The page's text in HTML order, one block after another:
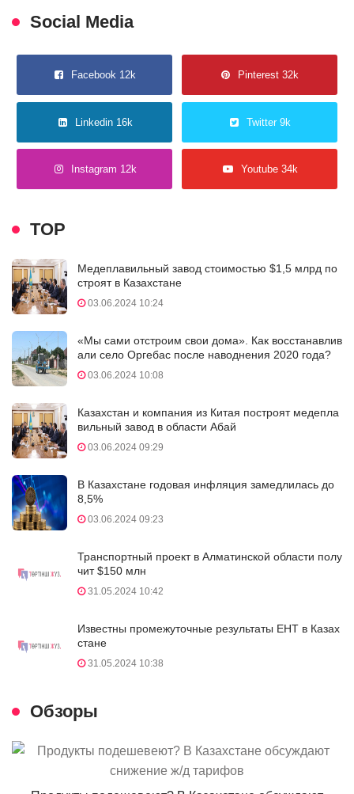
Social Media
Facebook 12k Pinterest 32k
Linkedin 16k Twitter 9k
Instagram 12k Youtube 34k
TOP
Медеплавильный завод стоимостью $1,5 млрд по
строят в Казахстане
03.06.2024 10:24
«Мы сами отстроим свои дома». Как восстанавлив
али село Оргебас после наводнения 2020 года?
03.06.2024 10:08
Казахстан и компания из Китая построят медепла
вильный завод в области Абай
03.06.2024 09:29
В Казахстане годовая инфляция замедлилась до
8,5%
03.06.2024 09:23
Транспортный проект в Алматинской области полу
чит $150 млн
31.05.2024 10:42
Известны промежуточные результаты ЕНТ в Казах
стане
31.05.2024 10:38
Обзоры